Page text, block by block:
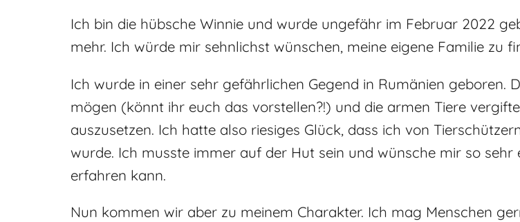
Ich bin die hübsche Winnie und wurde ungefähr im Februar 2022
mehr. Ich würde mir sehnlichst wünschen, meine eigene Familie zu
Ich wurde in einer sehr gefährlichen Gegend in Rumänien geboren.
mögen (könnt ihr euch das vorstellen?!) und die armen Tiere
auszusetzen. Ich hatte also riesiges Glück, dass ich von
wurde. Ich musste immer auf der Hut sein und wünsche mir so sehr
erfahren kann.
Nun kommen wir aber zu meinem Charakter. Ich mag Menschen